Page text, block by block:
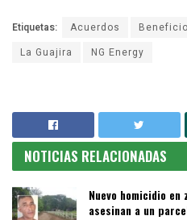
Etiquetas: Acuerdos
La Guajira
NG Energy
NOTICIAS RELACIONADAS
Nuevo homicidio
asesinan a un